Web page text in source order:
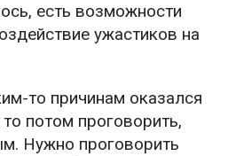
есть возможности
ужастиков на
то причинам оказался
потом проговорить,
Нужно проговорить